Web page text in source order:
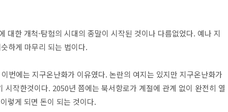
대한 개척-탐험의 시대의 종말이 시작된 것이나 다름없었다. 예나 지
하게 마무리 되는 법이다.
번에는 지구온난화가 이유였다. 논란의 여지는 있지만 지구온난화가
작한것이다. 2050년 쯤에는 북서항로가 계절에 관계 없이 완전히 열
렇게 되면 돈이 되는 것이다.